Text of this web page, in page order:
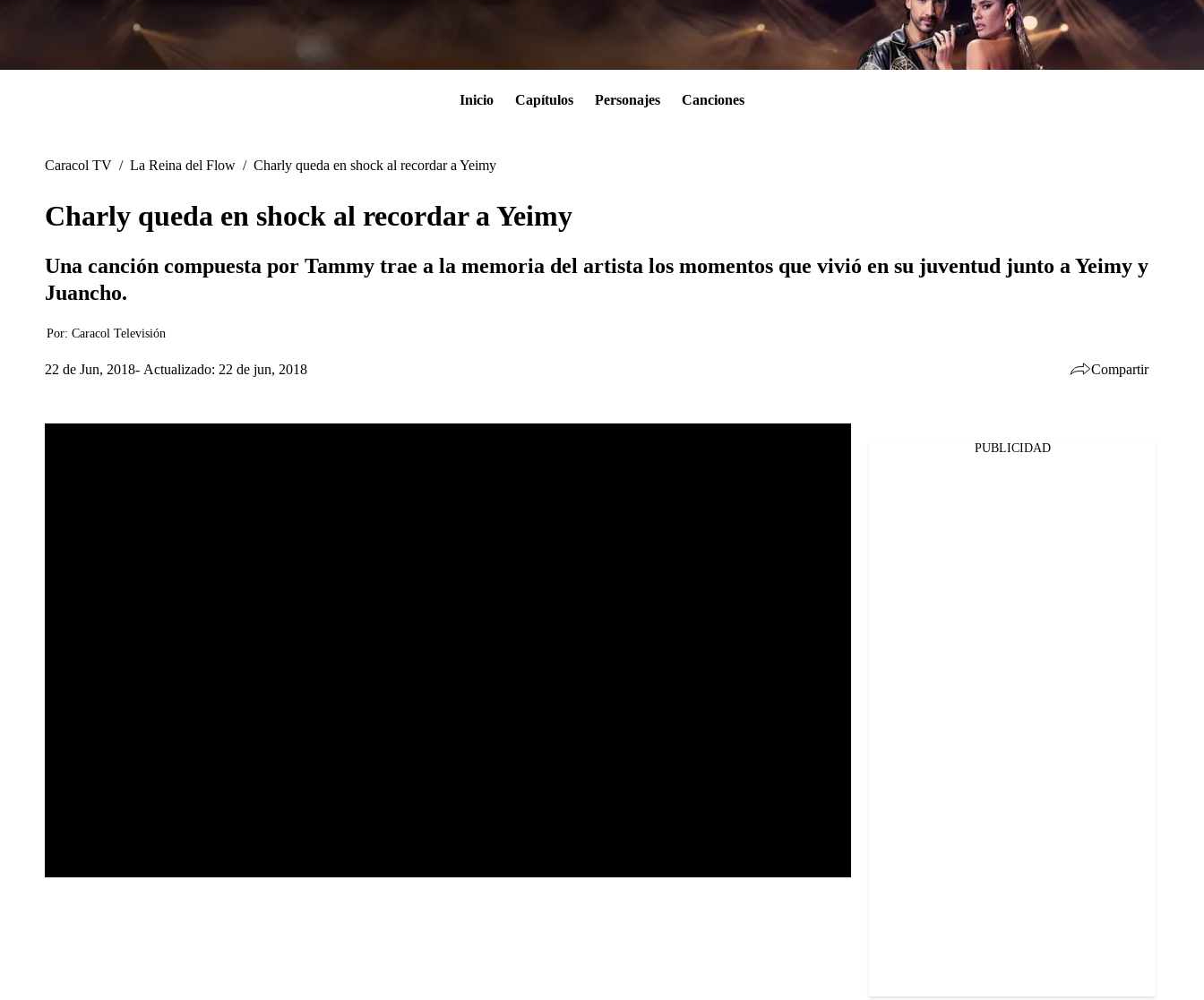
Inicio Capítulos Personajes Canciones
Caracol TV / La Reina del Flow / Charly queda en shock al recordar a Yeimy
Charly queda en shock al recordar a Yeimy
Una canción compuesta por Tammy trae a la memoria del artista los momentos que vivió en su juventud junto a Yeimy y
Juancho.
Por: Caracol Televisión
22 de Jun, 2018 Actualizado: 22 de jun, 2018 Compartir
PUBLICIDAD